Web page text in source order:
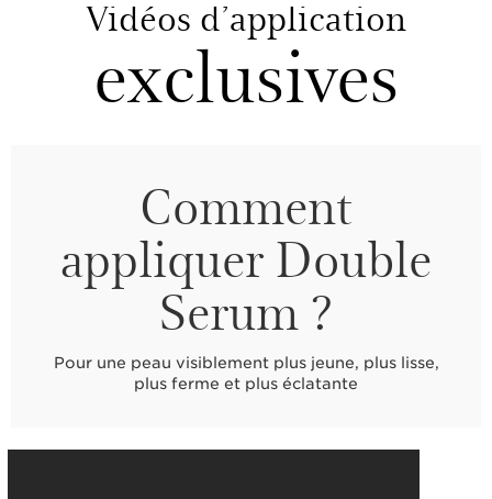
Vidéos d’application
exclusives
Comment
appliquer Double
Serum ?
Pour une peau visiblement plus jeune, plus lisse,
plus ferme et plus éclatante